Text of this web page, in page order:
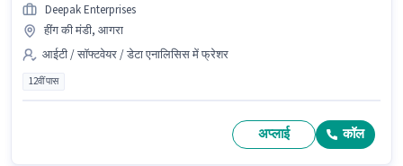
Deepak Enterprises
हींग की मंडी, आगरा
आईटी / सॉफ्टवेयर / डेटा एनालिसिस में फ्रेशर
12वीं पास
अप्लाई कॉल